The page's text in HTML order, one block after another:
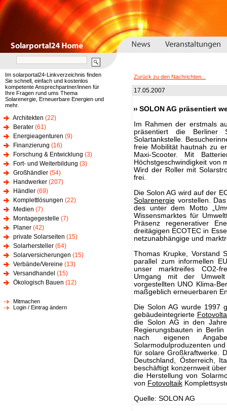
Im solarportal24-Linkverzeichnis finden
Sie schnell, einfach und kostenlos
kompetente Ansprechpartner/innen für
Ihre Fragen rund ums Thema
Solarenergie, Erneuerbare Energien und
mehr.
Architekten (22)
Berater (61)
Energieagenturen (9)
Finanzierung (16)
Forschung & Entwicklung (3)
Fort- und Weiterbildung (3)
Großhändler (54)
Handwerker (207)
Händler (69)
Komplettlösungen (22)
Medien (7)
Montagegestelle (7)
Planer (42)
private Solarseiten (15)
Solarhersteller (64)
Solarversicherungen (15)
Verbände/Vereine (13)
Versandhandel (15)
Ökologisch Bauen (12)
Mitmachen
Login / Eintrag ändern
Zurück zu den Nachrichten...
17.05.2007
SOLON AG präsentiert
Im Rahmen der erstmals
präsentiert die Berliner
Solartankstelle.
freie Mobilität hautnah zu
Maxi-Scooter. Mit
Höchstgeschwindigkeit von
Wird der Roller mit
frei.
Die Solon AG wird auf der
Solarenergie vorstellen.
des unter dem Motto
Wissensmarktes für
Präsenz regenerativer
dreitägigen ECOTEC in
netzunabhängige und
Thomas Krupke, Vorstand
parallel zum informellen
unser marktreifes CO2-
Umgang mit der
vorgestellten UNO Klima-
maßgeblich erneuerbaren
Die Solon AG wurde 1997
gebäudeintegrierte
die Solon AG in den
Regierungsbauten in
nach eigenen
Solarmodulproduzenten
für solare Großkraftwerke.
Deutschland, Österreich,
beschäftigt konzernweit
die Herstellung von
von Fotovoltaik
Quelle: SOLON AG